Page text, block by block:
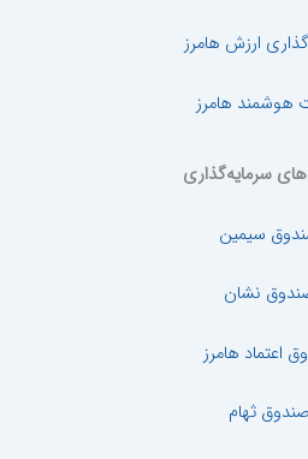
ارزش هامرز
هوشمند هامرز
سرمایه‌گذاری
سیمین
نشان
اعتماد هامرز
صندوق ثهام